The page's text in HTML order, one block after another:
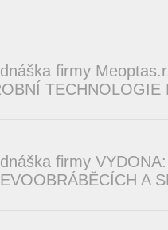
firmy
firmy VYDONA:
A